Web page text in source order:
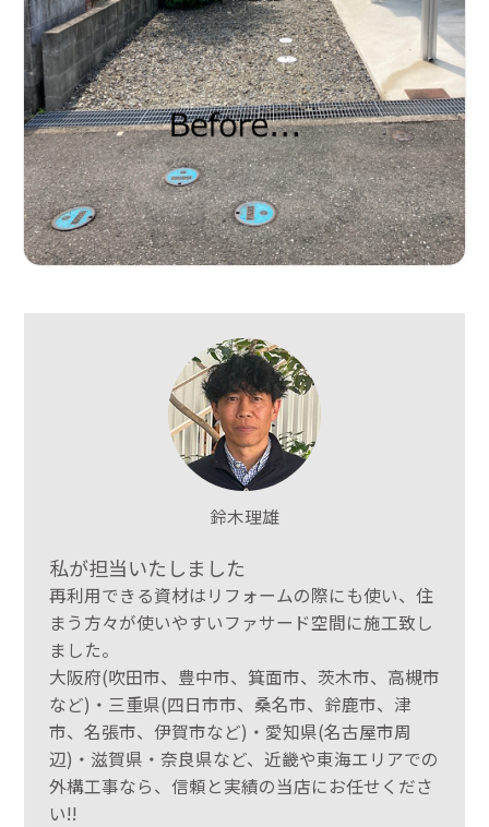
鈴木理雄
私が担当いたしました
再利用できる資材はリフォームの際にも使い、住
まう方々が使いやすいファサード空間に施工致し
ました。
大阪府(吹田市、豊中市、箕面市、茨木市、高槻市
など)・三重県(四日市市、桑名市、鈴鹿市、津
市、名張市、伊賀市など)・愛知県(名古屋市周
辺)・滋賀県・奈良県など、近畿や東海エリアでの
外構工事なら、信頼と実績の当店にお任せくださ
い!!